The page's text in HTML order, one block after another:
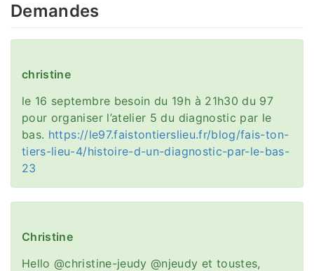
Demandes
christine
le 16 septembre besoin du 19h à 21h30 du 97
pour organiser l’atelier 5 du diagnostic par le
bas. https://le97.faistontierslieu.fr/blog/fais-ton-
tiers-lieu-4/histoire-d-un-diagnostic-par-le-bas-
23
Christine
Hello @christine-jeudy @njeudy et toustes,